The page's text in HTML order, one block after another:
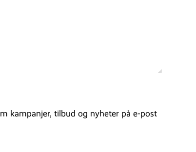
kampanjer, tilbud og nyheter på e-post